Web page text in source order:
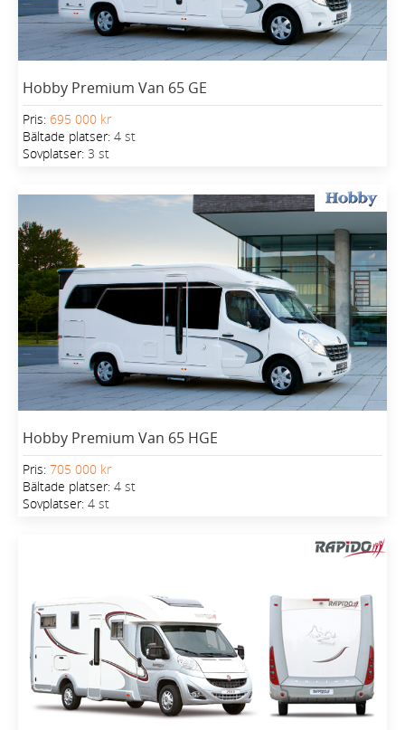
Hobby Premium Van 65 GE
Pris: 695 000 kr
Bältade platser: 4 st
Sovplatser: 3 st
Hobby Premium Van 65 HGE
Pris: 705 000 kr
Bältade platser: 4 st
Sovplatser: 4 st